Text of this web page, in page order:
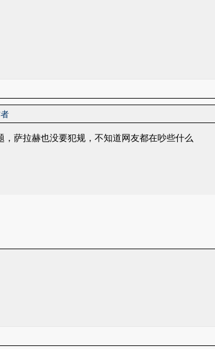
萨拉赫也没要犯规，不知道网友都在吵些什么